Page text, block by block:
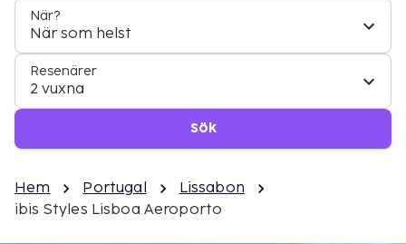
När?
När som helst
Resenärer
2 vuxna
Sök
Hem Portugal
Lissabon
ibis Styles Lisboa Aeroporto